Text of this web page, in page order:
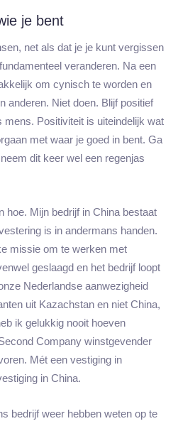
je bent
net als dat je je kunt vergissen
veranderen. Na een
om cynisch te worden en
anderen. Niet doen. Blijf positief
mens. Positiviteit is uiteindelijk wat
met waar je goed in bent. Ga
dit keer wel een regenjas
hoe. Mijn bedrijf in China bestaat
is in andermans handen.
missie om te werken met
geslaagd en het bedrijf loopt
Nederlandse aanwezigheid
uit Kazachstan en niet China,
ik gelukkig nooit hoeven
Company winstgevender
Mét een vestiging in
in China.
bedrijf weer hebben weten op te